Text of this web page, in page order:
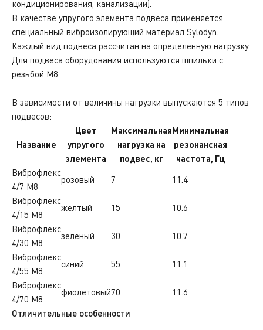
кондиционирования, канализации).
В качестве упругого элемента подвеса применяется
специальный виброизолирующий материал Sylodyn.
Каждый вид подвеса рассчитан на определенную нагрузку.
Для подвеса оборудования используются шпильки с
резьбой М8.
В зависимости от величины нагрузки выпускаются 5 типов
подвесов:
Название
Цвет
упругого
элемента
Максимальная
нагрузка на
подвес, кг
Минимальная
резонансная
частота, Гц
Виброфлекс
4/7 М8
розовый 7
11.4
Виброфлекс
4/15 М8
желтый 15
10.6
Виброфлекс
4/30 М8
зеленый 30
10.7
Виброфлекс
4/55 М8
синий 55
11.1
Виброфлекс
4/70 М8
фиолетовый70
11.6
Отличительные особенности